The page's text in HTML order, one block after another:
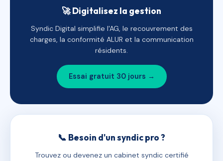
🚀 Digitalisez la gestion
Syndic Digital simplifie l'AG, le recouvrement des
charges, la conformité ALUR et la communication
résidents.
Essai gratuit 30 jours →
📞 Besoin d'un syndic pro ?
Trouvez ou devenez un cabinet syndic certifié